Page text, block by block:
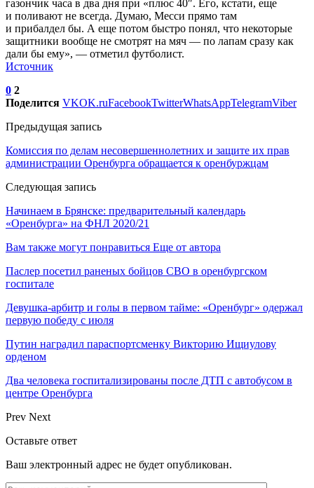
газончик часа в два дня при «плюс 40″. Его, кстати, еще
и поливают не всегда. Думаю, Месси прямо там
и прибалдел бы. А еще потом быстро понял, что некоторые
защитники вообще не смотрят на мяч — по лапам сразу как
дали бы ему», — отметил футболист.
Источник
0 2
Поделится VKOK.ruFacebookTwitterWhatsAppTelegramViber
Предыдущая запись
Комиссия по делам несовершеннолетних и защите их прав
администрации Оренбурга обращается к оренбуржцам
Следующая запись
Начинаем в Брянске: предварительный календарь
«Оренбурга» на ФНЛ 2020/21
Вам также могут понравиться Еще от автора
Паслер посетил раненых бойцов СВО в оренбургском
госпитале
Девушка-арбитр и голы в первом тайме: «Оренбург» одержал
первую победу с июля
Путин наградил параспортсменку Викторию Ищиулову
орденом
Два человека госпитализированы после ДТП с автобусом в
центре Оренбурга
Prev Next
Оставьте ответ
Ваш электронный адрес не будет опубликован.